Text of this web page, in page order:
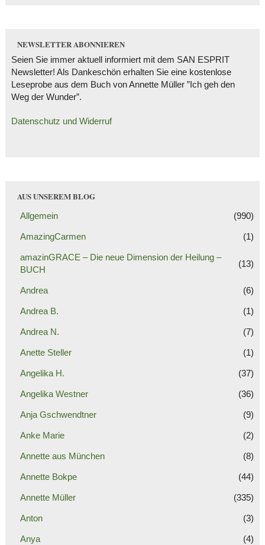
NEWSLETTER ABONNIEREN
Seien Sie immer aktuell informiert mit dem SAN ESPRIT
Newsletter! Als Dankeschön erhalten Sie eine kostenlose
Leseprobe aus dem Buch von Annette Müller ”Ich geh den
Weg der Wunder”.
Datenschutz und Widerruf
AUS UNSEREM BLOG
Allgemein (990)
AmazingCarmen (1)
amazinGRACE – Die neue Dimension der Heilung –
BUCH
(13)
Andrea (6)
Andrea B. (1)
Andrea N. (7)
Anette Steller (1)
Angelika H. (37)
Angelika Westner (36)
Anja Gschwendtner (9)
Anke Marie (2)
Annette aus München (8)
Annette Bokpe (44)
Annette Müller (335)
Anton (3)
Anya (4)